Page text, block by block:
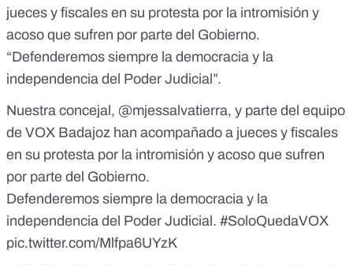
jueces y fiscales en su protesta por la intromisión y
acoso que sufren por parte del Gobierno.
“Defenderemos siempre la democracia y la
independencia del Poder Judicial”.
Nuestra concejal, @mjessalvatierra, y parte del equipo
de VOX Badajoz han acompañado a jueces y fiscales
en su protesta por la intromisión y acoso que sufren
por parte del Gobierno.
Defenderemos siempre la democracia y la
independencia del Poder Judicial. #SoloQuedaVOX
pic.twitter.com/Mlfpa6UYzK